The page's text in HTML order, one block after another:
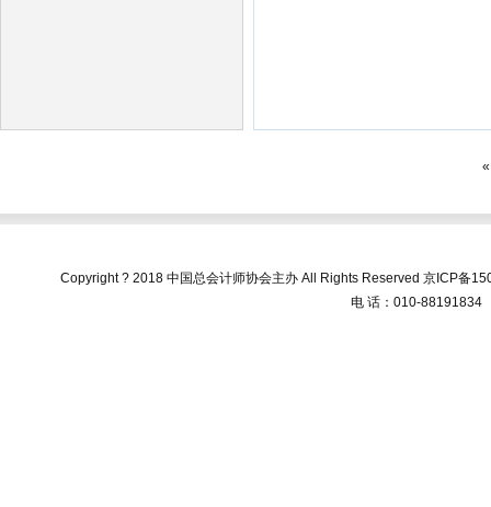
«
Copyright ? 2018 中国总会计师协会主办 All Rights Reserved京ICP备
电 话：010-88191834